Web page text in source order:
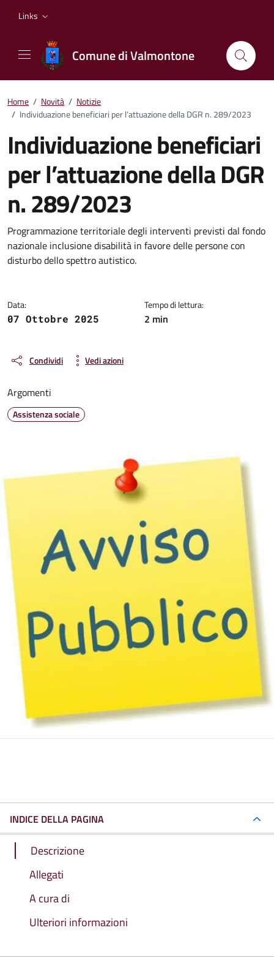
Links
Comune di Valmontone
Home / Novità / Notizie
/ Individuazione beneficiari per l’attuazione della DGR n. 289/2023
Individuazione beneficiari
per l’attuazione della DGR
n. 289/2023
Dettagli della notizia
Programmazione territoriale degli interventi previsti dal fondo
nazionale inclusione disabilità in favore delle persone con
disturbo dello spettro autistico.
Data:
07 Ottobre 2025
Tempo di lettura:
2 min
Condividi Vedi azioni
Argomenti
Assistenza sociale
INDICE DELLA PAGINA
Descrizione
Allegati
A cura di
Ulteriori informazioni